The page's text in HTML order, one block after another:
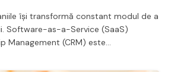
își transformă constant modul de a
Software-as-a-Service (SaaS)
Management (CRM) este…